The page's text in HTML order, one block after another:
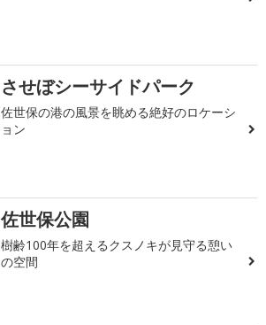
させぼシーサイドパーク
佐世保の港の風景を眺める絶好のロケーシ
ョン
佐世保公園
樹齢100年を超えるクスノキが見守る憩い
の空間